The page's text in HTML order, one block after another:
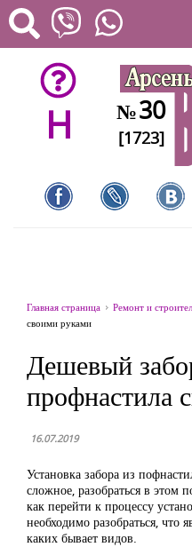
H №30
[1723]
Главная страница Ремонт и
своими руками
Дешевый
профнастила
16.07.2019
Установка забора из
сложное, разобраться в этом
как перейти к процессу
необходимо разобраться, что
каких бывает видов.